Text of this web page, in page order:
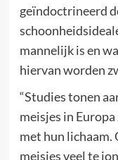
geïndoctrineerd
mannelijk is en
hiervan worden
“Studies tonen
meisjes in
met hun lichaam.
meisjes veel te